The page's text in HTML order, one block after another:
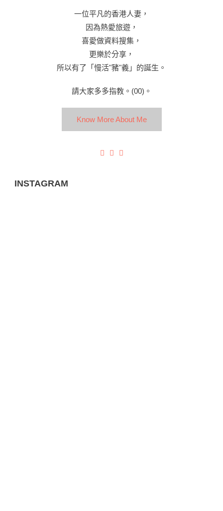
一位平凡的香港人妻，
因為熱愛旅遊，
喜愛做資料搜集，
更樂於分享，
所以有了「慢活"豬"義」的誕生。
請大家多多指教。(00)。
Know More About Me
INSTAGRAM